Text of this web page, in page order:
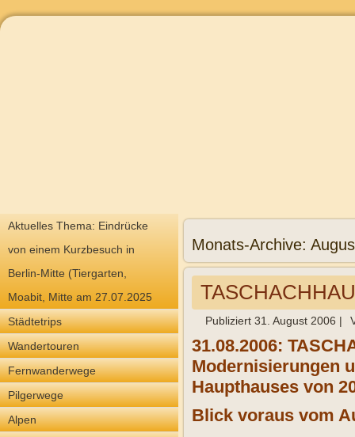
Aktuelles Thema: Eindrücke
von einem Kurzbesuch in
Berlin-Mitte (Tiergarten,
Moabit, Mitte am 27.07.2025
Städtetrips
Wandertouren
Fernwanderwege
Pilgerwege
Alpen
Monats-Archive:
Publiziert 31. August 2006 |
31.08.2006:
Modernisierungen
Haupthauses von
Blick voraus vom